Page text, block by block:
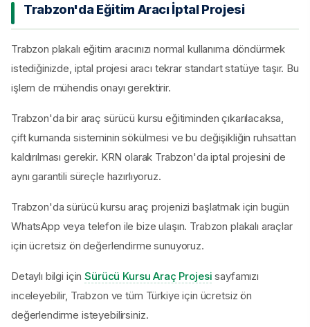
Trabzon'da Eğitim Aracı İptal Projesi
Trabzon plakalı eğitim aracınızı normal kullanıma döndürmek
istediğinizde, iptal projesi aracı tekrar standart statüye taşır. Bu
işlem de mühendis onayı gerektirir.
Trabzon'da bir araç sürücü kursu eğitiminden çıkarılacaksa,
çift kumanda sisteminin sökülmesi ve bu değişikliğin ruhsattan
kaldırılması gerekir. KRN olarak Trabzon'da iptal projesini de
aynı garantili süreçle hazırlıyoruz.
Trabzon'da sürücü kursu araç projenizi başlatmak için bugün
WhatsApp veya telefon ile bize ulaşın. Trabzon plakalı araçlar
için ücretsiz ön değerlendirme sunuyoruz.
Detaylı bilgi içinSürücü Kursu Araç Projesi sayfamızı
inceleyebilir, Trabzon ve tüm Türkiye için ücretsiz ön
değerlendirme isteyebilirsiniz.